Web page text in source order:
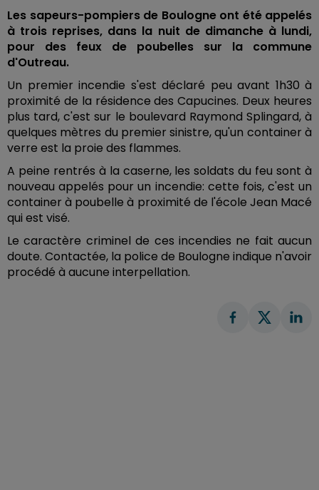
Les sapeurs-pompiers de Boulogne ont été appelés
à trois reprises, dans la nuit de dimanche à lundi,
pour des feux de poubelles sur la commune
d'Outreau.
Un premier incendie s'est déclaré peu avant 1h30 à
proximité de la résidence des Capucines. Deux heures
plus tard, c'est sur le boulevard Raymond Splingard, à
quelques mètres du premier sinistre, qu'un container à
verre est la proie des flammes.
A peine rentrés à la caserne, les soldats du feu sont à
nouveau appelés pour un incendie: cette fois, c'est un
container à poubelle à proximité de l'école Jean Macé
qui est visé.
Le caractère criminel de ces incendies ne fait aucun
doute. Contactée, la police de Boulogne indique n'avoir
procédé à aucune interpellation.